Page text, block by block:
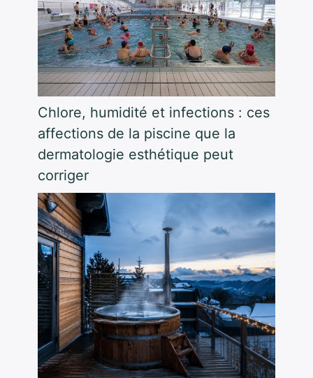
Chlore, humidité et infections : ces
affections de la piscine que la
dermatologie esthétique peut
corriger